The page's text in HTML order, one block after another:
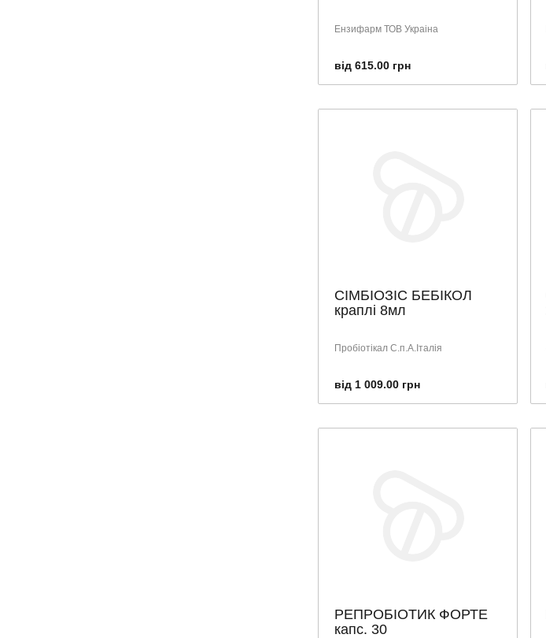
Ензифарм ТОВ Украіна
від 615.00 грн
СІМБІОЗІС БЕБІКОЛ
краплі 8мл
Пробіотікал С.п.А.Італія
від 1 009.00 грн
РЕПРОБІОТИК ФОРТЕ
капс. 30